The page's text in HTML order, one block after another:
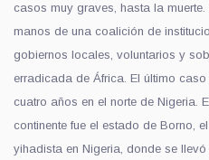
casos muy graves, hasta la
manos de una coalición de
gobiernos locales, voluntarios y
erradicada de África. El último
cuatro años en el norte de Nigeria.
continente fue el estado de Borno,
yihadista en Nigeria, donde se